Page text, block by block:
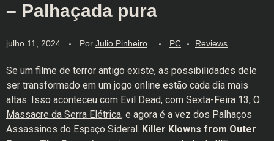
– Palhaçada pura
julho 11, 2024 Por Julio Pinheiro PC Reviews
Se um filme de terror antigo existe, as possibilidades dele
ser transformado em um jogo online estão cada dia mais
altas. Isso aconteceu com Evil Dead, com Sexta-Feira 13, O
Massacre da Serra Elétrica, e agora é a vez dos Palhaços
Assassinos do Espaço Sideral. Killer Klowns from Outer